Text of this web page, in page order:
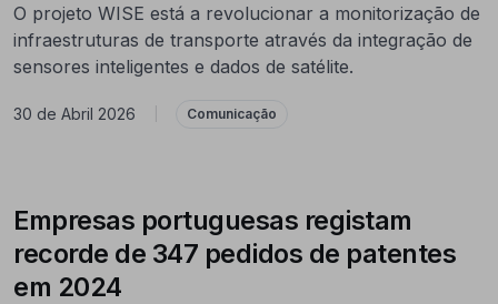
O projeto WISE está a revolucionar a monitorização de
infraestruturas de transporte através da integração de
sensores inteligentes e dados de satélite.
30 de Abril 2026 Comunicação
Empresas portuguesas registam
recorde de 347 pedidos de patentes
em 2024